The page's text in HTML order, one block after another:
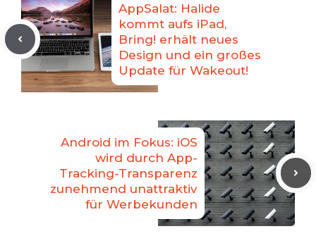
AppSalat: Halide
kommt aufs iPad,
Bring! erhält neues
Design und ein großes
Update für Wakeout!
Android im Fokus: iOS
wird durch App-
Tracking-Transparenz
zunehmend unattraktiv
für Werbekunden